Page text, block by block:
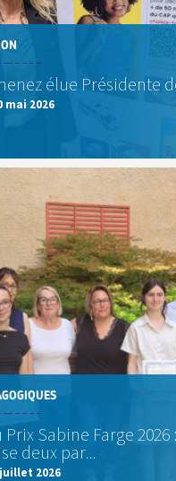
élue Présidente
mai 2026
Sabine Farge 2026
deux par...
2026